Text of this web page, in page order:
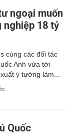
ngoại muốn
nghiệp 18 tỷ
cùng các đối tác
Anh vừa tới
ý tưởng làm...
Quốc